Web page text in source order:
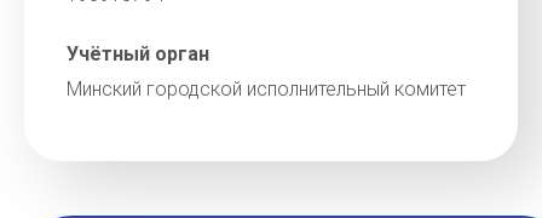
Учётный орган
Минский городской исполнительный комитет